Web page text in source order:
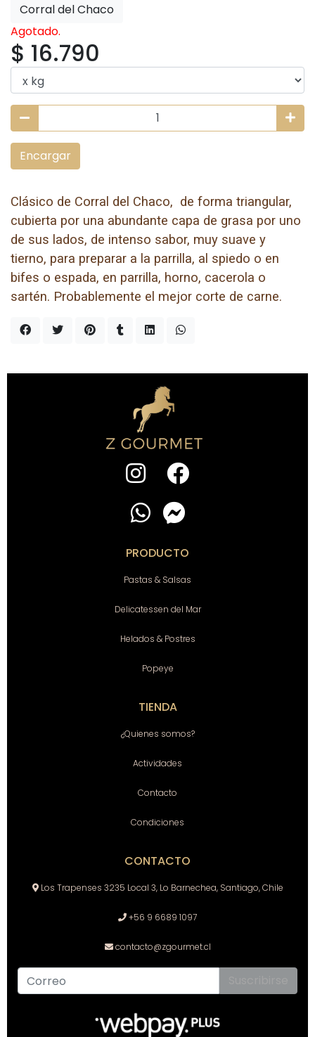
Corral del Chaco
Agotado.
$ 16.790
Encargar
Clásico de Corral del Chaco, de forma triangular,
cubierta por una abundante capa de grasa por uno
de sus lados, de intenso sabor, muy suave y
tierno, para preparar a la parrilla, al spiedo o en
bifes o espada, en parrilla, horno, cacerola o
sartén. Probablemente el mejor corte de carne.
PRODUCTO
Pastas & Salsas
Delicatessen del Mar
Helados & Postres
Popeye
TIENDA
¿Quienes somos?
Actividades
Contacto
Condiciones
CONTACTO
Los Trapenses 3235 Local 3, Lo Barnechea, Santiago, Chile
+56 9 6689 1097
contacto@zgourmet.cl